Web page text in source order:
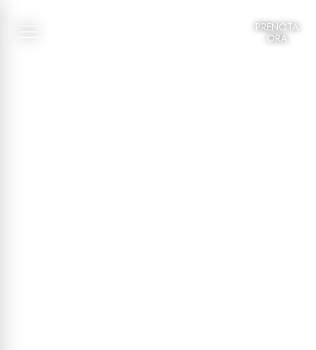
PRENOTA
ORA